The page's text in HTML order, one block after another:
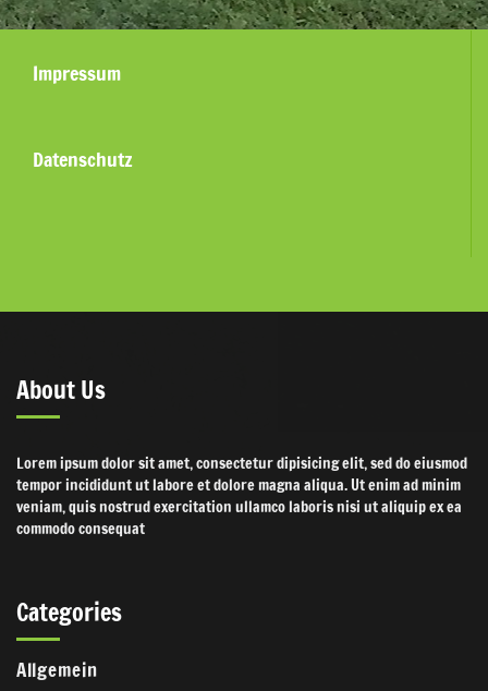
Impressum
Datenschutz
About Us
Lorem ipsum dolor sit amet, consectetur dipisicing elit, sed do eiusmod
tempor incididunt ut labore et dolore magna aliqua. Ut enim ad minim
veniam, quis nostrud exercitation ullamco laboris nisi ut aliquip ex ea
commodo consequat
Categories
Allgemein